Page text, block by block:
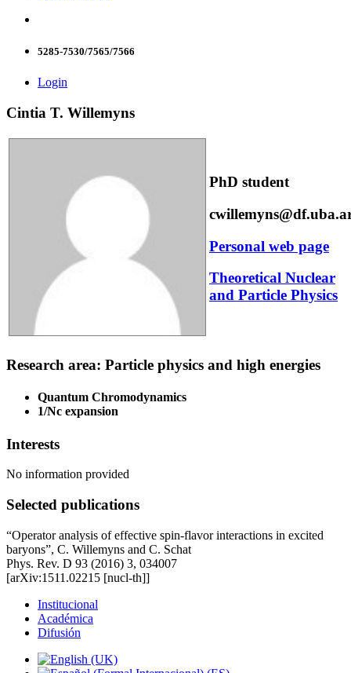
5285-7530/7565/7566
Login
Cintia T. Willemyns
PhD student
Personal web page
Theoretical Nuclear
and Particle Physics
Research area: Particle physics and high energies
Quantum Chromodynamics
1/Nc expansion
Interests
No information provided
Selected publications
“Operator analysis of effective spin-flavor interactions in excited
baryons”, C. Willemyns and C. Schat
Phys. Rev. D 93 (2016) 3, 034007
[arXiv:1511.02215 [nucl-th]]
Institucional
Académica
Difusión